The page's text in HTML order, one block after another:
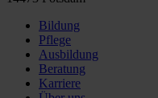
Bildung
Pflege
Ausbildung
Beratung
Karriere